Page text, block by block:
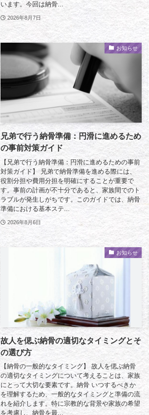
います。今回は納骨...
2026年8月7日
お知らせ
兄弟で行う納骨準備：円滑に進めるため
の事前対策ガイド
【兄弟で行う納骨準備：円滑に進めるための事前
対策ガイド】 兄弟で納骨準備を進める際には、
役割分担や費用分担を明確にすることが重要で
す。事前の計画が不十分であると、家族間でのト
ラブルが発生しがちです。このガイドでは、納骨
準備における基本ステ...
2026年8月6日
お知らせ
故人を偲ぶ納骨の適切なタイミングとそ
の選び方
【納骨の一般的なタイミング】 故人を偲ぶ納骨
の適切なタイミングについて考えることは、家族
にとって大切な要素です。納骨 いつするべきか
を理解するため、一般的なタイミングと準備の流
れを紹介します。特に宗教的な背景や家族の希望
を考慮し、納骨を最...